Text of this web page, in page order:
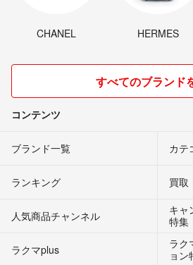
CHANEL HERMES
すべてのブランド
コンテンツ
ブランド一覧 カテ
ランキング 買取
人気商品チャンネル
キャ
特集
ラクマplus
ラク
ョン